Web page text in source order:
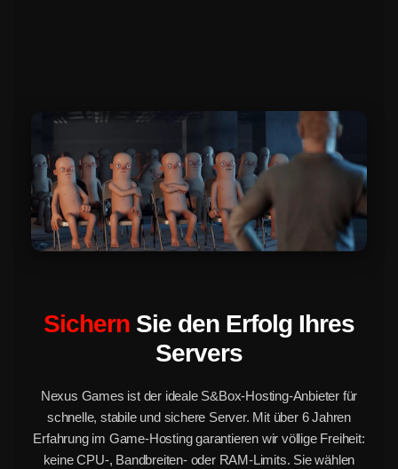
SichernSie den Erfolg Ihres
Servers
Nexus Games ist der ideale S&Box-Hosting-Anbieter für
schnelle, stabile und sichere Server. Mit über 6 Jahren
Erfahrung im Game-Hosting garantieren wir völlige Freiheit:
keine CPU-, Bandbreiten- oder RAM-Limits. Sie wählen